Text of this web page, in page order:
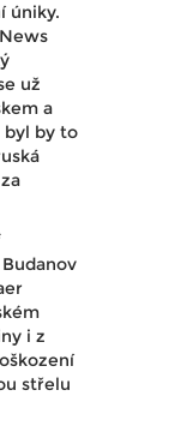
úniky.
už
a
byl by to
i z
střelu